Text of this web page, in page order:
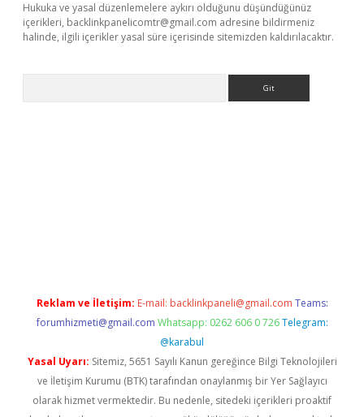
Hukuka ve yasal düzenlemelere aykırı olduğunu düşündüğünüz
içerikleri, backlinkpanelicomtr@gmail.com adresine bildirmeniz
halinde, ilgili içerikler yasal süre içerisinde sitemizden kaldırılacaktır.
Reklam ve İletişim: E-mail: backlinkpaneli@gmail.com Teams:
forumhizmeti@gmail.com Whatsapp: 0262 606 0 726 Telegram:
@karabul
Yasal Uyarı: Sitemiz, 5651 Sayılı Kanun gereğince Bilgi Teknolojileri
ve İletişim Kurumu (BTK) tarafından onaylanmış bir Yer Sağlayıcı
olarak hizmet vermektedir. Bu nedenle, sitedeki içerikleri proaktif